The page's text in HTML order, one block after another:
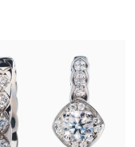
4,990円の【シースル
て洒落る！＜MUJI
抜ける小物！【横長